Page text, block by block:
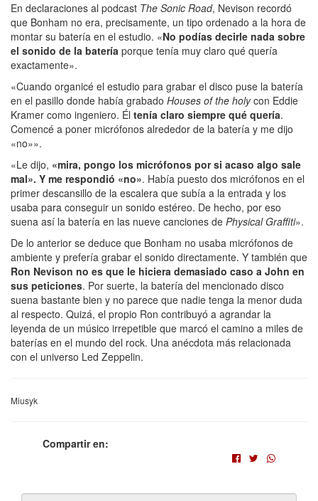
En declaraciones al podcast The Sonic Road, Nevison recordó
que Bonham no era, precisamente, un tipo ordenado a la hora de
montar su batería en el estudio. «No podías decirle nada sobre
el sonido de la batería porque tenía muy claro qué quería
exactamente».
«Cuando organicé el estudio para grabar el disco puse la batería
en el pasillo donde había grabado Houses of the holycon Eddie
Kramer como ingeniero. Él tenía claro siempre qué quería.
Comencé a poner micrófonos alrededor de la batería y me dijo
«no»».
«Le dijo, «mira, pongo los micrófonos por si acaso algo sale
mal». Y me respondió «no». Había puesto dos micrófonos en el
primer descansillo de la escalera que subía a la entrada y los
usaba para conseguir un sonido estéreo. De hecho, por eso
suena así la batería en las nueve canciones de Physical Graffiti».
De lo anterior se deduce que Bonham no usaba micrófonos de
ambiente y prefería grabar el sonido directamente. Y también que
Ron Nevison no es que le hiciera demasiado caso a John en
sus peticiones. Por suerte, la batería del mencionado disco
suena bastante bien y no parece que nadie tenga la menor duda
al respecto. Quizá, el propio Ron contribuyó a agrandar la
leyenda de un músico irrepetible que marcó el camino a miles de
baterías en el mundo del rock. Una anécdota más relacionada
con el universo Led Zeppelin.
Miusyk
Compartir en: